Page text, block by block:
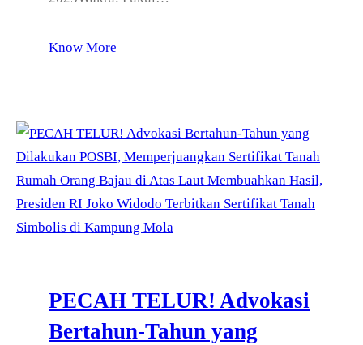
Know More
PECAH TELUR! Advokasi
Bertahun-Tahun yang